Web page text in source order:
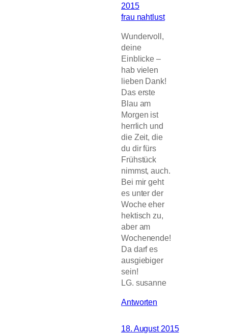
2015
frau nahtlust
Wundervoll,
deine
Einblicke –
hab vielen
lieben Dank!
Das erste
Blau am
Morgen ist
herrlich und
die Zeit, die
du dir fürs
Frühstück
nimmst, auch.
Bei mir geht
es unter der
Woche eher
hektisch zu,
aber am
Wochenende!
Da darf es
ausgiebiger
sein!
LG. susanne
Antworten
18. August 2015